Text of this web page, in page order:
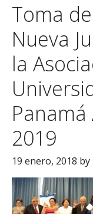
Toma
Nueva
la
Panamá
2019
19 enero, 2018 by